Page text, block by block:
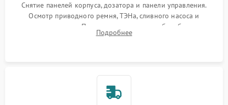
Снятие панелей корпуса, дозатора и панели управления.
Осмотр приводного ремня, ТЭНа, сливного насоса и
амортизаторов. Проверка подшипников барабана и
крестовины на износ, а манжеты люка на разрывы.
Подробнее